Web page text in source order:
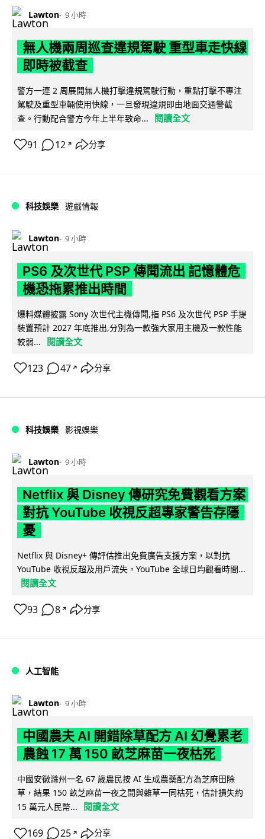
Lawton 9 小時
無人機兩周巡查違規駕駛 重型車走快線
即時被截查
警方一連 2 周展開無人機打擊違規駕駛行動，重點打擊不專注
駕駛及重型車輛使用快線，一旦發現違規即由地面交通警截
查。行動配合警方今年上半年致命...
閱讀全文
91 12 ↗ 分享
科技娛樂 遊戲情報
Lawton 9 小時
PS6 及次世代 PSP 傳聞流出 記憶體危
機恐拖累推出時間
爆料媒體披露 Sony 次世代主機傳聞,指 PS6 及次世代 PSP 手提
裝置預計 2027 年底推出,分別為一款強大家用主機及一款性能
較弱...
閱讀全文
123 47 ↗ 分享
科技娛樂 影視娛樂
Lawton 9 小時
Netflix 與 Disney 傳研究免費觀看方案
對抗 YouTube 收視反超專家警告存隱
憂
Netflix 與 Disney+ 傳評估推出免費廣告支援方案，以對抗
YouTube 收視反超及用戶流失。YouTube 全球日均觀看時間...
閱讀全文
93 8 ↗ 分享
人工智能
Lawton 9 小時
中國農夫 AI 開錯除草配方 AI 幻覺累老
農蝕 17 萬 150 畝芝麻苗一夜枯死
中國安徽滁州一名 67 歲農民按 AI 生成農藥配方為芝麻田除
草，結果 150 畝芝麻苗一夜之間與雜草一同枯死，估計損失約
15 萬元人民幣...
閱讀全文
169 25 ↗ 分享